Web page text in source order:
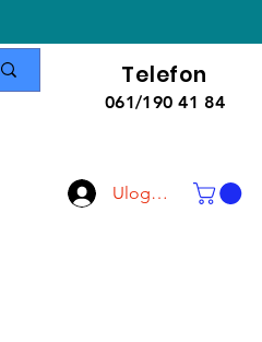
Telefon
061/190 41 84
Uloguj se